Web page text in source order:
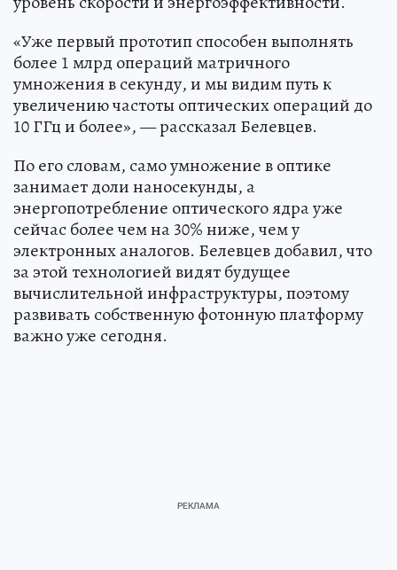
«Уже первый прототип способен выполнять
более 1 млрд операций матричного
умножения в секунду, и мы видим путь к
увеличению частоты оптических операций до
10 ГГц и более», — рассказал Белевцев.
По его словам, само умножение в оптике
занимает доли наносекунды, а
энергопотребление оптического ядра уже
сейчас более чем на 30% ниже, чем у
электронных аналогов. Белевцев добавил, что
за этой технологией видят будущее
вычислительной инфраструктуры, поэтому
развивать собственную фотонную платформу
важно уже сегодня.